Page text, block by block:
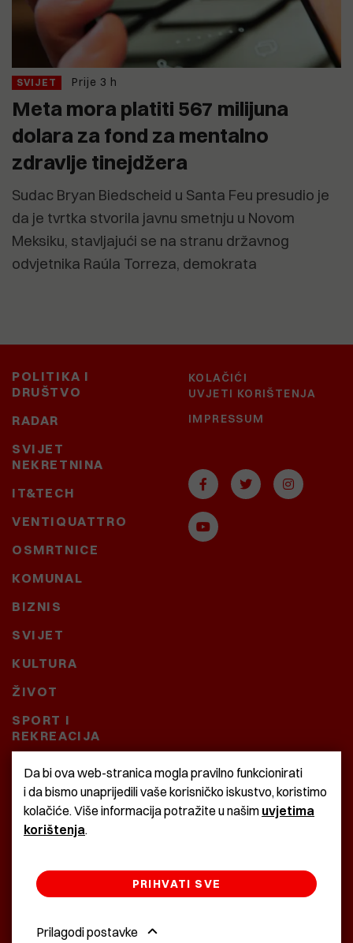
SVIJET Prije 3 h
Meta mora platiti 567 milijuna
dolara za fond za mentalno
zdravlje tinejdžera
Sudac Bryan Biedscheid u Santa Feu presudio je
da je tvrtka stvorila javnu smetnju u Novom
Meksiku, stavljajući se na stranu državnog
odvjetnika Raúla Torreza, demokrata
POLITIKA I
DRUŠTVO
RADAR
SVIJET
NEKRETNINA
IT&TECH
VENTIQUATTRO
OSMRTNICE
KOMUNAL
BIZNIS
SVIJET
KULTURA
ŽIVOT
SPORT I
REKREACIJA
CRNA KRONIKA
BAŠTARDINI I PRAVI
KRASNA ZEMLJA
KOLAČIĆI
UVJETI KORIŠTENJA
IMPRESSUM
Da bi ova web-stranica mogla pravilno funkcionirati
i da bismo unaprijedili vaše korisničko iskustvo, koristimo
kolačiće. Više informacija potražite u našim uvjetima
korištenja.
Prilagodi postavke
PRIHVATI SVE